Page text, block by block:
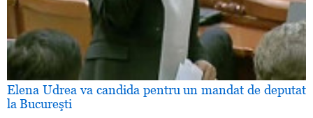
Elena Udrea va candida pentru un mandat de deputat
la Bucureşti